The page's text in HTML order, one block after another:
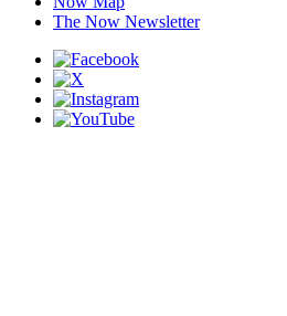
The Now Newsletter